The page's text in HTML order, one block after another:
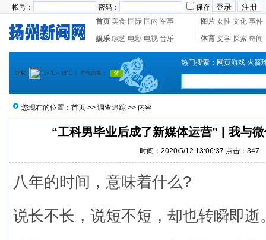
帐号： 密码：
保存
首页 美食 国际 国内 军事 图片 女性 文化 事件
娱乐 综艺 电影 电视 音乐 体育 文学 探索 奇闻
热门搜索： 网页游戏 火箭
您现在的位置： 首页 >> 调查追踪 >> 内容
“工科男毕业后成了新媒体运营” | 我与
时间：2020/5/12 13:06:37 点击： 347
八年的时间，意味着什么?
说长不长，说短不短，却也转瞬即逝